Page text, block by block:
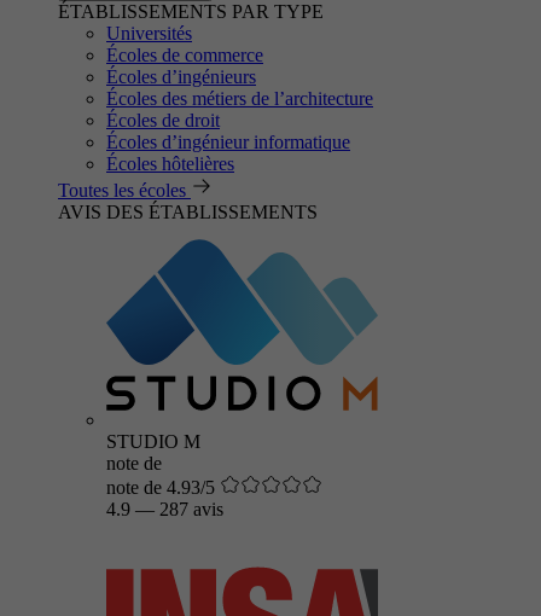
ÉTABLISSEMENTS PAR TYPE
Universités
Écoles de commerce
Écoles d’ingénieurs
Écoles des métiers de l’architecture
Écoles de droit
Écoles d’ingénieur informatique
Écoles hôtelières
Toutes les écoles
AVIS DES ÉTABLISSEMENTS
STUDIO M
note de
note de 4.93/5
4.9 — 287 avis